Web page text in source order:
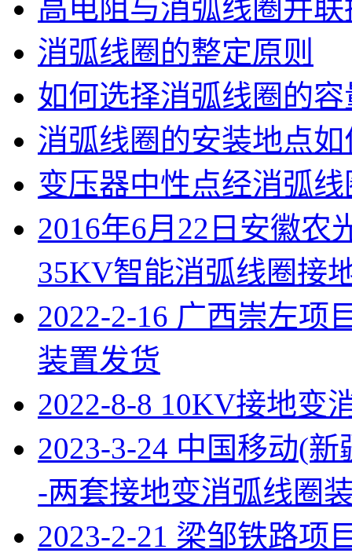
高电阻与消弧线圈并
消弧线圈的整定原则
如何选择消弧线圈的容
消弧线圈的安装地点
变压器中性点经消弧
2016年6月22日安徽农
35KV智能消弧线圈接
2022-2-16 广西崇左项
装置发货
2022-8-8 10KV接地变
2023-3-24 中国移动(
-两套接地变消弧线圈
2023-2-21 梁邹铁路项